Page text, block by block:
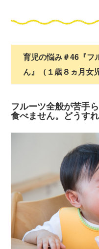
育児の悩み＃46『フ
ん』（１歳８ヵ月女
フルーツ全般が苦手
食べません。どうす